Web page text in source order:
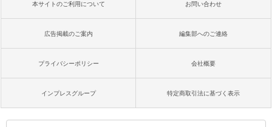
本サイトのご利用について お問い合わせ
広告掲載のご案内 編集部へのご連絡
プライバシーポリシー 会社概要
インプレスグループ 特定商取引法に基づく表示